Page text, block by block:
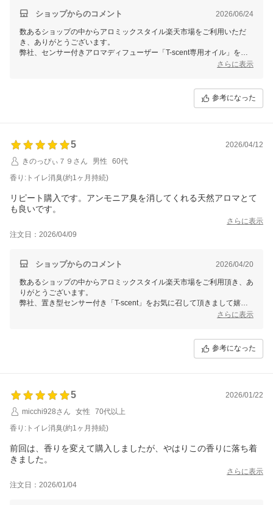
ショップからのコメント 2026/06/24
数あるショップの中からアロミックスタイル楽天市場をご利用いただ
き、ありがとうございます。
弊社、センサー付きアロマディフューザー「T-scent専用オイル」をお
プラス天然アロマの良い香りで、毎日気持ち良くお過ごしいただけまし
さらに表示
参考になった
5
2026/04/12
きのっぴぃ７９さん
男性
60代
香り:トイレ消臭(約1ヶ月持続)
リピート購入です。アンモニア臭を消してくれる天然アロマとて
も良いです。
さらに表示
注文日：2026/04/09
ショップからのコメント 2026/04/20
数あるショップの中からアロミックスタイル楽天市場をご利用頂き、あ
りがとうございます。
弊社、置き型センサー付き「T-scent」をお気に召して頂きまして嬉し
時も弱めの自然気化をしているため、常にほんのり香ります。
中和消臭による効果効能と、爽やかでスッキリとした香りが、いつもの
さらに表示
参考になった
5
2026/01/22
micchi928さん
女性
70代以上
香り:トイレ消臭(約1ヶ月持続)
前回は、香りを変えて購入しましたが、やはりこの香りに落ち着
きました。
さらに表示
注文日：2026/01/04